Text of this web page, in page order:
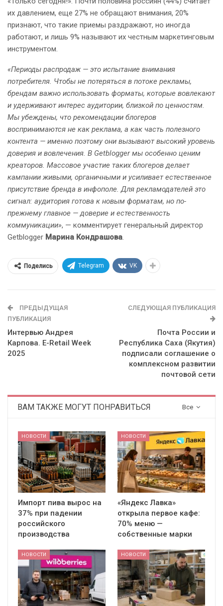
их давлением, еще 27% не обращают внимания, 20%
признают, что такие приемы раздражают, но иногда
работают, и лишь 9% называют их честным маркетинговым
инструментом.
«Периоды распродаж — это испытание внимания
потребителя. Чтобы не потеряться в потоке рекламы,
брендам важно использовать форматы, которые вовлекают
и удерживают интерес аудитории, близкой по ценностям.
Мы убеждены, что рекомендации блогеров
воспринимаются не как реклама, а как часть полезного
контента — именно поэтому они вызывают высокий уровень
доверия и вовлечения. В Getblogger мы особенно ценим
креаторов. Массовое участие таких блогеров делает
кампании живыми, органичными и усиливает естественное
присутствие бренда в инфополе. Для рекламодателей это
сигнал: аудитория готова к новым форматам, но по-
прежнему главное — доверие и естественность
коммуникации», — комментирует генеральный директор
Getblogger Марина Кондрашова.
Поделись Telegram VK
ПРЕДЫДУЩАЯ
ПУБЛИКАЦИЯ
Интервью Андрея
Карпова. E-Retail Week
2025
СЛЕДУЮЩАЯ ПУБЛИКАЦИЯ
Почта России и
Республика Саха (Якутия)
подписали соглашение о
комплексном развитии
почтовой сети
Все
ВАМ ТАКЖЕ МОГУТ ПОНРАВИТЬСЯ
НОВОСТИ
Импорт пива вырос на
37% при падении
российского
производства
НОВОСТИ
«Яндекс Лавка»
открыла первое кафе:
70% меню —
собственные марки
НОВОСТИ НОВОСТИ